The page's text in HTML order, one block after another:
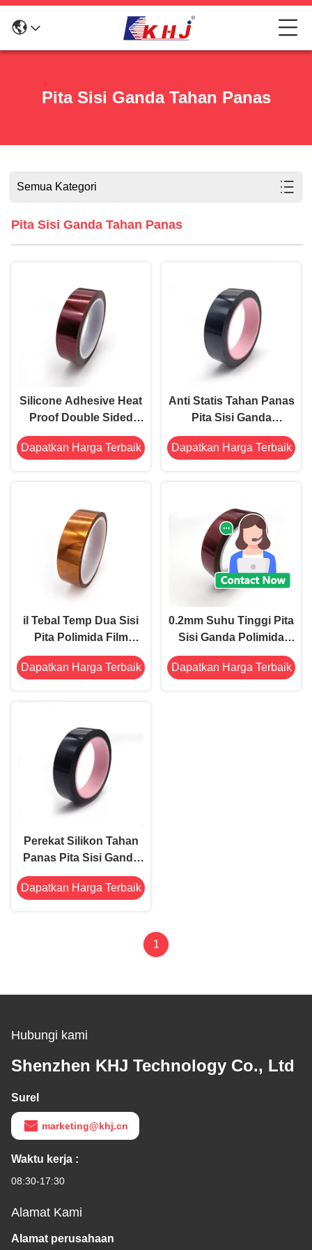
Pita Sisi Ganda Tahan Panas
Semua Kategori
Pita Sisi Ganda Tahan Panas
Silicone Adhesive Heat
Proof Double Sided
Tape 8.0mil Polimida
Tape
Dapatkan Harga Terbaik
Anti Statis Tahan Panas
Pita Sisi Ganda
Polimida Debit
Elektrostatik Rendah
Dapatkan Harga Terbaik
il Tebal Temp Dua Sisi
Pita Polimida Film
Didukung
Dapatkan Harga Terbaik
0.2mm Suhu Tinggi Pita
Sisi Ganda Polimida
Suhu Tinggi Pita Sisi
Ganda, 0.2mm Tahan
Dapatkan Harga Terbaik
Perekat Silikon Tahan
Panas Pita Sisi Ganda
8.2mil Anti Statis
Dapatkan Harga Terbaik
1
Hubungi kami
Shenzhen KHJ Technology Co., Ltd
Surel
marketing@khj.cn
Waktu kerja :
08:30-17:30
Alamat Kami
Alamat perusahaan